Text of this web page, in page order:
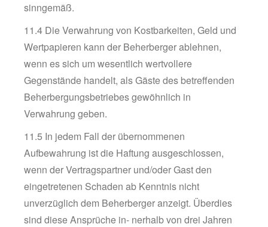
sinngemäß.
11.4 Die Verwahrung von Kostbarkeiten, Geld und
Wertpapieren kann der Beherberger ablehnen,
wenn es sich um wesentlich wertvollere
Gegenstände handelt, als Gäste des betreffenden
Beherbergungsbetriebes gewöhnlich in
Verwahrung geben.
11.5 In jedem Fall der übernommenen
Aufbewahrung ist die Haftung ausgeschlossen,
wenn der Vertragspartner und/oder Gast den
eingetretenen Schaden ab Kenntnis nicht
unverzüglich dem Beherberger anzeigt. Überdies
sind diese Ansprüche in- nerhalb von drei Jahren